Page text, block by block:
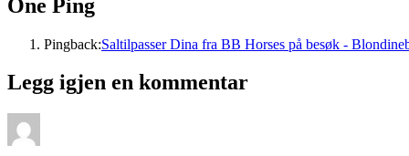
One Ping
Pingback:Saltilpasser Dina fra BB Horses på besøk -
Legg igjen en kommentar